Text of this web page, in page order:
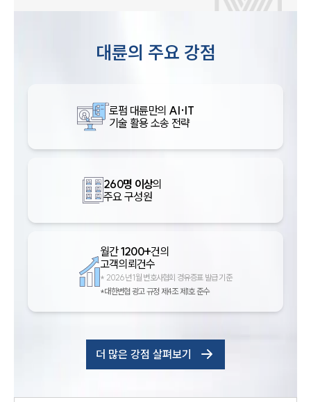
대륜의 주요 강점
로펌 대륜만의 AI·IT
기술 활용 소송 전략
260명 이상의
주요 구성원
월간1200+건의
고객의뢰건수
* 2026년 1월 변호사협회 경유증표 발급 기준
*대한변협 광고 규정 제4조 제1호 준수
더 많은 강점 살펴보기